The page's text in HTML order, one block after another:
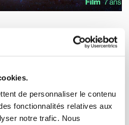
de personnaliser le contenu
fonctionnalités relatives aux
notre trafic. Nous
de la Terre vers les plus grandes structures de